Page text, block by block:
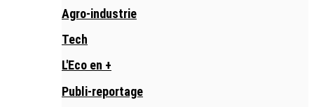
Agro-industrie
Tech
L'Eco en +
Publi-reportage